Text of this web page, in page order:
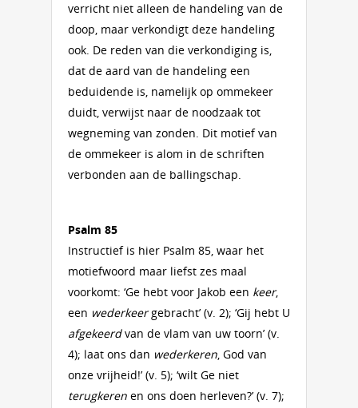
verricht niet alleen de handeling van de
doop, maar verkondigt deze handeling
ook. De reden van die verkondiging is,
dat de aard van de handeling een
beduidende is, namelijk op ommekeer
duidt, verwijst naar de noodzaak tot
wegneming van zonden. Dit motief van
de ommekeer is alom in de schriften
verbonden aan de ballingschap.
Psalm 85
Instructief is hier Psalm 85, waar het
motiefwoord maar liefst zes maal
voorkomt: ‘Ge hebt voor Jakob een keer,
een wederkeergebracht’ (v. 2); ‘Gij hebt U
afgekeerdvan de vlam van uw toorn’ (v.
4); laat ons dan wederkeren, God van
onze vrijheid!’ (v. 5); ‘wilt Ge niet
terugkeren en ons doen herleven?’ (v. 7);